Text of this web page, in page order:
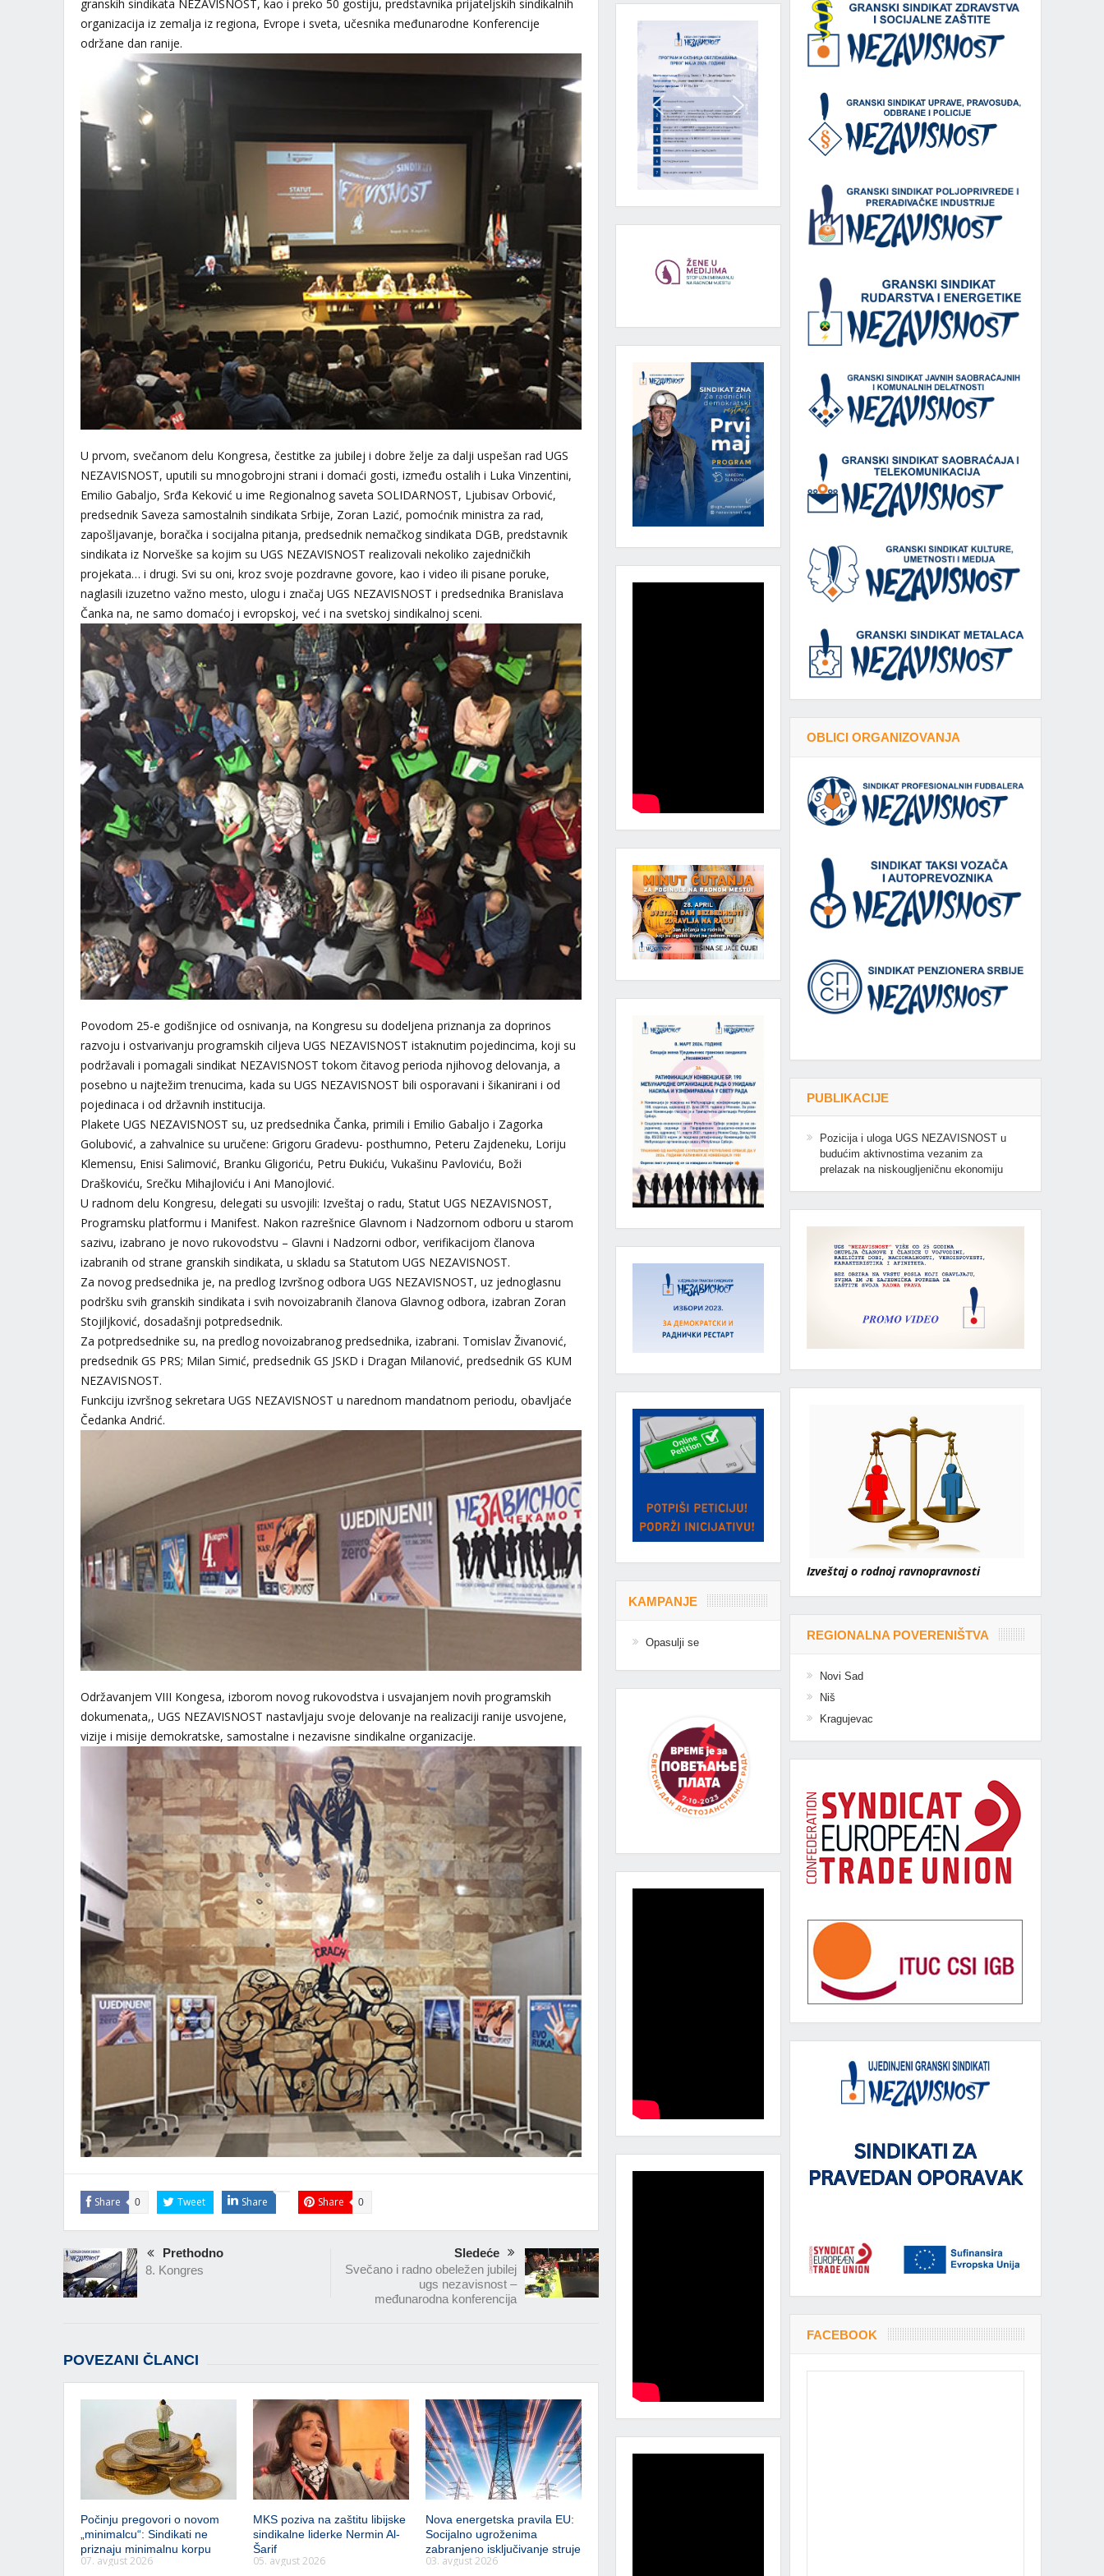
granskih sindikata NEZAVISNOST, kao i preko 50 gostiju, predstavnika prijateljskih sindikalnih
organizacija iz zemalja iz regiona, Evrope i sveta, učesnika međunarodne Konferencije
održane dan ranije.
U prvom, svečanom delu Kongresa, čestitke za jubilej i dobre želje za dalji uspešan rad UGS
NEZAVISNOST, uputili su mnogobrojni strani i domaći gosti, između ostalih i Luka Vinzentini,
Emilio Gabaljo, Srđa Keković u ime Regionalnog saveta SOLIDARNOST, Ljubisav Orbović,
predsednik Saveza samostalnih sindikata Srbije, Zoran Lazić, pomoćnik ministra za rad,
zapošljavanje, boračka i socijalna pitanja, predsednik nemačkog sindikata DGB, predstavnik
sindikata iz Norveške sa kojim su UGS NEZAVISNOST realizovali nekoliko zajedničkih
projekata… i drugi. Svi su oni, kroz svoje pozdravne govore, kao i video ili pisane poruke,
naglasili izuzetno važno mesto, ulogu i značaj UGS NEZAVISNOST i predsednika Branislava
Čanka na, ne samo domaćoj i evropskoj, već i na svetskoj sindikalnoj sceni.
Povodom 25-e godišnjice od osnivanja, na Kongresu su dodeljena priznanja za doprinos
razvoju i ostvarivanju programskih ciljeva UGS NEZAVISNOST istaknutim pojedincima, koji su
podržavali i pomagali sindikat NEZAVISNOST tokom čitavog perioda njihovog delovanja, a
posebno u najtežim trenucima, kada su UGS NEZAVISNOST bili osporavani i šikanirani i od
pojedinaca i od državnih institucija.
Plakete UGS NEZAVISNOST su, uz predsednika Čanka, primili i Emilio Gabaljo i Zagorka
Golubović, a zahvalnice su uručene: Grigoru Gradevu- posthumno, Peteru Zajdeneku, Loriju
Klemensu, Enisi Salimović, Branku Gligoriću, Petru Đukiću, Vukašinu Pavloviću, Boži
Draškoviću, Srečku Mihajloviću i Ani Manojlović.
U radnom delu Kongresu, delegati su usvojili: Izveštaj o radu, Statut UGS NEZAVISNOST,
Programsku platformu i Manifest. Nakon razrešnice Glavnom i Nadzornom odboru u starom
sazivu, izabrano je novo rukovodstvu – Glavni i Nadzorni odbor, verifikacijom članova
izabranih od strane granskih sindikata, u skladu sa Statutom UGS NEZAVISNOST.
Za novog predsednika je, na predlog Izvršnog odbora UGS NEZAVISNOST, uz jednoglasnu
podršku svih granskih sindikata i svih novoizabranih članova Glavnog odbora, izabran Zoran
Stojiljković, dosadašnji potpredsednik.
Za potpredsednike su, na predlog novoizabranog predsednika, izabrani. Tomislav Živanović,
predsednik GS PRS; Milan Simić, predsednik GS JSKD i Dragan Milanović, predsednik GS KUM
NEZAVISNOST.
Funkciju izvršnog sekretara UGS NEZAVISNOST u narednom mandatnom periodu, obavljaće
Čedanka Andrić.
Održavanjem VIII Kongesa, izborom novog rukovodstva i usvajanjem novih programskih
dokumenata,, UGS NEZAVISNOST nastavljaju svoje delovanje na realizaciji ranije usvojene,
vizije i misije demokratske, samostalne i nezavisne sindikalne organizacije.
Share 0 Tweet Share Share 0
Prethodno
8. Kongres
Sledeće
Svečano i radno obeležen jubilej
ugs nezavisnost –
međunarodna konferencija
POVEZANI ČLANCI
Počinju pregovori o novom
„minimalcu“: Sindikati ne
priznaju minimalnu korpu
07. avgust 2026
MKS poziva na zaštitu libijske
sindikalne liderke Nermin Al-
Šarif
05. avgust 2026
Nova energetska pravila EU:
Socijalno ugroženima
zabranjeno isključivanje struje
03. avgust 2026
KAMPANJE
Opasulji se
OBLICI ORGANIZOVANJA
PUBLIKACIJE
Pozicija i uloga UGS NEZAVISNOST u
budućim aktivnostima vezanim za
prelazak na niskougljeničnu ekonomiju
Izveštaj o rodnoj ravnopravnosti
REGIONALNA POVERENIŠTVA
Novi Sad
Niš
Kragujevac
FACEBOOK